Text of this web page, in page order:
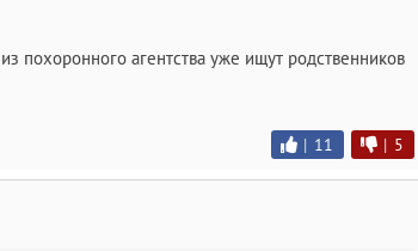
похоронного агентства уже ищут родственников
| 11 | 5